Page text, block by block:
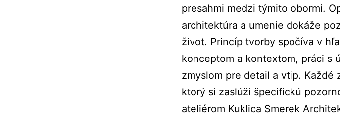
presahmi medzi týmito obormi.
architektúra a umenie dokáže
život. Princíp tvorby spočíva v
konceptom a kontextom, práci s
zmyslom pre detail a vtip. Každé
ktorý si zaslúži špecifickú
ateliérom Kuklica Smerek